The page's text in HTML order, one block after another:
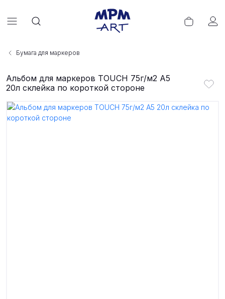
Бумага для маркеров
Альбом для маркеров TOUCH 75г/м2 A5
20л склейка по короткой стороне